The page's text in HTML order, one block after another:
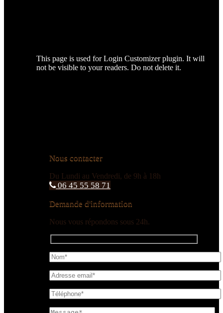
This page is used for Login Customizer plugin. It will
not be visible to your readers. Do not delete it.
Nous contacter
Du Lundi au Vendredi, de 9h à 18h
06 45 55 58 71
Demande d'information
Nous vous répondons sous 24h.